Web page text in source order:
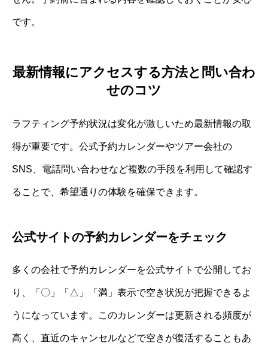
です。
最新情報にアクセスする方法と問い合わ
せのコツ
ラフティング予約状況は変化が激しいため最新情報の取
得が重要です。公式予約カレンダーやツアー会社の
SNS、電話問い合わせなど複数の手段を利用して確認す
ることで、希望通りの体験を確保できます。
公式サイトの予約カレンダーをチェック
多くの会社で予約カレンダーを公式サイトで公開してお
り、「〇」「△」「満」表示で空き状況が把握できるよ
うになっています。このカレンダーは更新される頻度が
高く、直近のキャンセルなどで空きが復活することもあ